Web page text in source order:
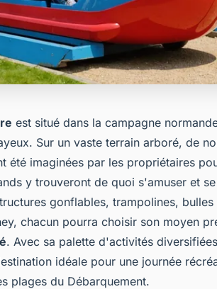
est situé dans la campagne
Sur un vaste terrain arboré, de
été imaginées par les propriétaires
y trouveront de quoi s'amuser et
gonflables, trampolines,
chacun pourra choisir son moyen
. Avec sa palette d'activités
idéale pour une journée
plages du Débarquement.